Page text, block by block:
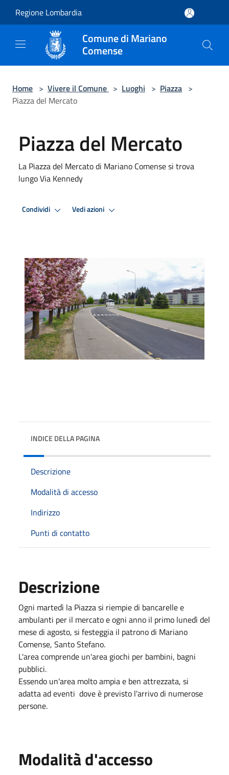
Regione Lombardia
Comune di Mariano
Comense
Home > Vivere il Comune > Luoghi > Piazza >
Piazza del Mercato
Piazza del Mercato
La Piazza del Mercato di Mariano Comense si trova
lungo Via Kennedy
Condividi Vedi azioni
INDICE DELLA PAGINA
Descrizione
Modalità di accesso
Indirizzo
Punti di contatto
Descrizione
Ogni martedì la Piazza si riempie di bancarelle e
ambulanti per il mercato e ogni anno il primo lunedì del
mese di agosto, si festeggia il patrono di Mariano
Comense, Santo Stefano.
L'area comprende un'area giochi per bambini, bagni
pubblici.
Essendo un'area molto ampia e ben attrezzata, si
adatta ad eventi dove è previsto l'arrivo di numerose
persone.
Modalità d'accesso